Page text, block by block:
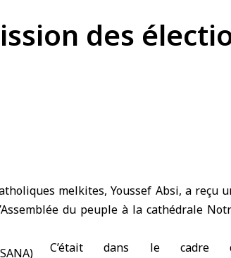
des
melkites, Youssef Absi, a reçu
du peuple à la cathédrale
C’était dans le cadre